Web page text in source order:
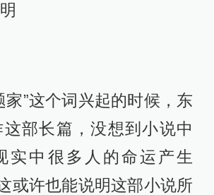
家”这个词兴起的时候，东
部长篇，没想到小说中
实中很多人的命运产生
或许也能说明这部小说所